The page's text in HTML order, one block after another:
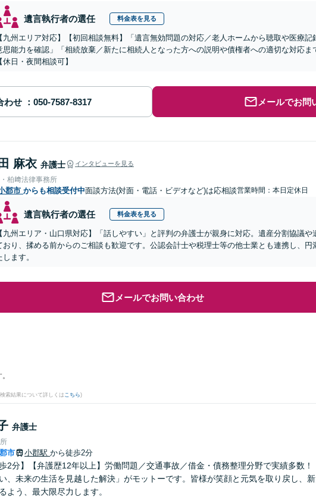
遺言執行者の選任 料金表を見る
【九州エリア対応】【初回相談無料】「遺言無効問題の対応／老人ホームから聴取や医療
思能力を確認」「相続放棄／新たに相続人となった方への説明や債権者への適切な対応ま
【休日・夜間相談可】
わせ メールでお問
麻衣 弁護士 インタビューを見る
柏﨑法律事務所
郡市 からも相談受付中面談方法(対面・電話・ビデオなど)は応相談営業時間：本日定休日
遺言執行者の選任 料金表を見る
【九州エリア・山口県対応】「話しやすい」と評判の弁護士が親身に対応。遺産分割協議
おり、揉める前からのご相談も歓迎です。公認会計士や税理士等の他士業とも連携し、
します。
メールでお問い合わせ
索結果について詳しくは こちら)
弁護士
市 小郡駅 から徒歩2分
歩2分】【弁護歴12年以上】労働問題／交通事故／借金・債務整理分野で実績多数！
、未来の生活を見越した解決」がモットーです。皆様が笑顔と元気を取り戻し、
よう、最大限尽力します。